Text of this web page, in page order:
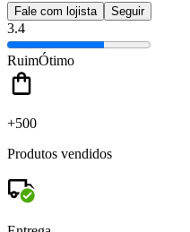
Fale com lojista Seguir
3.4
RuimÓtimo
+500
Produtos vendidos